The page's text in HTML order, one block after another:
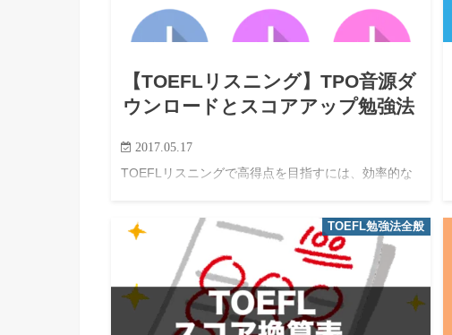
【TOEFLリスニング】TPO音源ダ
ウンロードとスコアアップ勉強法
2017.05.17
TOEFLリスニングで高得点を目指すには、効率的な
TPO（TOEFL Practice Online）は、公式の過去問形
式でリスニング対策に最適な素材を提供している。
TOEFL勉強法全般